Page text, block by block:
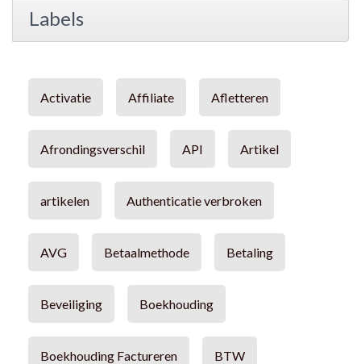
Labels
Activatie Affiliate Afletteren
Afrondingsverschil API Artikel
artikelen Authenticatie verbroken
AVG Betaalmethode Betaling
Beveiliging Boekhouding
Boekhouding Factureren BTW